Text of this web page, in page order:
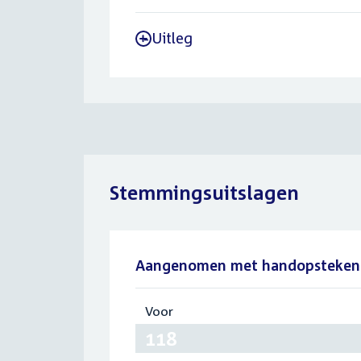
- Uitleg
Stemmingsuitslagen
Aangenomen met handopsteken
Voor
118